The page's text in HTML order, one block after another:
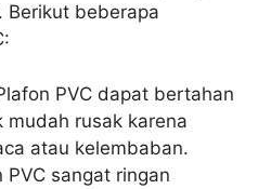
Berikut beberapa
PVC dapat bertahan
mudah rusak karena
atau kelembaban.
PVC sangat ringan